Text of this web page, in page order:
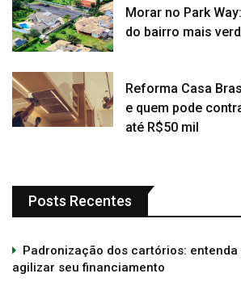
Morar no Park
do bairro mais
Reforma Casa
e quem pode
até R$50 mil
Posts Recentes
Padronização dos cartórios: entenda
agilizar seu financiamento